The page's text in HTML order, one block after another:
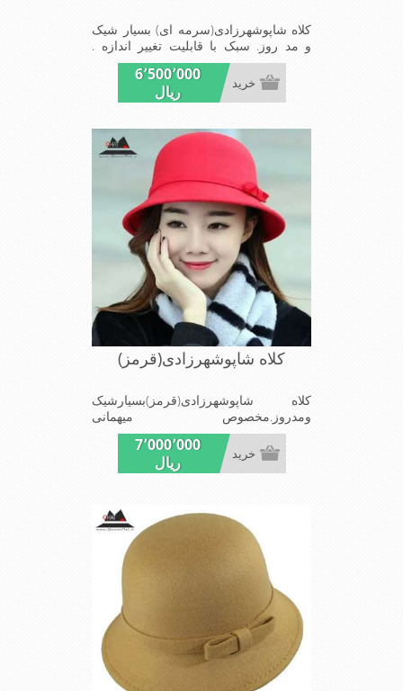
کلاه شاپوشهرزادی(سرمه ای) بسیار شیک
و مد روز. سبک با قابلیت تغییر اندازه .
مناسب میهمانی ها و مجالس
6٬500٬000
ریال
خرید
کلاه شاپوشهرزادی(قرمز)
کلاه شاپوشهرزادی(قرمز)بسیارشیک
ومدروز.مخصوص میهمانی
هاومجالس.بسیارسبک باقابلیت تغییراندازه
7٬000٬000
ریال
خرید